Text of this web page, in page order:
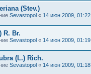
(Stev.)
Sevastopol « 14 июн 2009, 01:22
R. Br.
Sevastopol « 14 июн 2009, 01:19
(L.) Rich.
Sevastopol « 14 июн 2009, 01:18